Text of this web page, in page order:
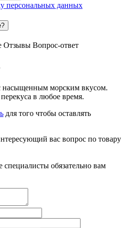
персональных данных
Отзывы Вопрос-ответ
насыщенным морским вкусом.
в любое время.
для того чтобы оставлять
вас вопрос по товару
обязательно вам